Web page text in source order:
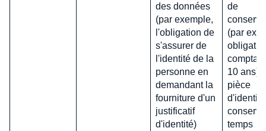
des données
(par exemple,
l'obligation de
s'assurer de
l'identité de la
personne en
demandant la
fourniture d'un
justificatif
d'identité)
de
(par
10 ans).
pièce
temps